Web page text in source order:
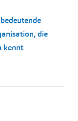
bedeutende
die
kennt